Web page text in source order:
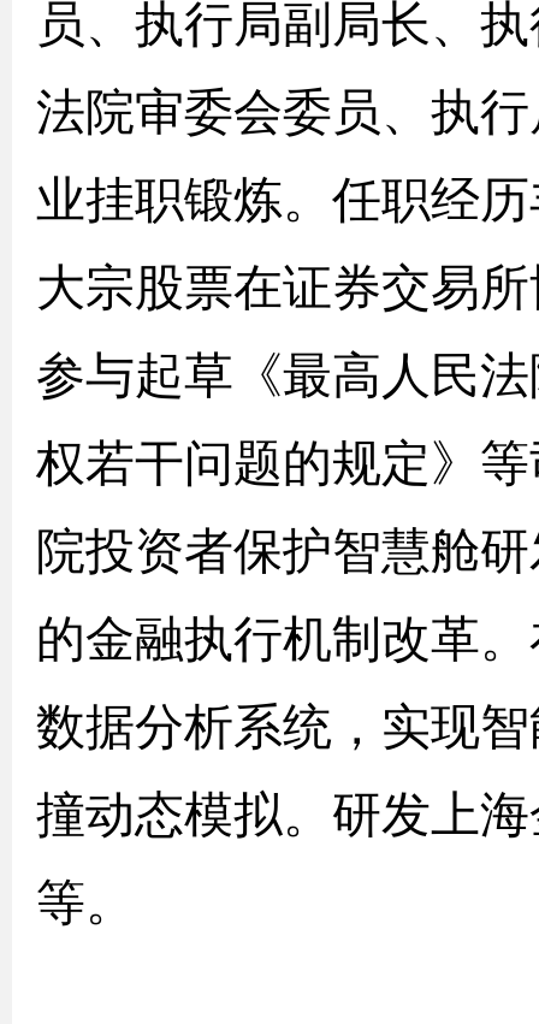
员、执行局副局长、
法院审委会委员、执
业挂职锻炼。任职经
大宗股票在证券交易
参与起草《最高人民
权若干问题的规定》
院投资者保护智慧舱
的金融执行机制改革
数据分析系统，实现
撞动态模拟。研发上
等。